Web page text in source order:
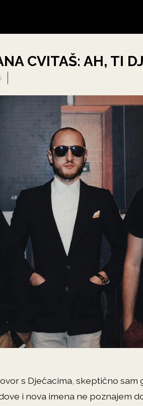
CVITAŠ: AH, TI
s Dječacima, skeptično
i nova imena ne poznajem